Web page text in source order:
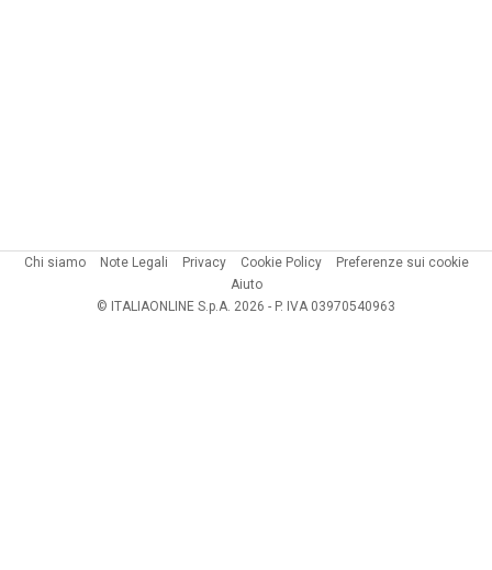
Chi siamo Note Legali Privacy Cookie Policy
Preferenze sui cookie
Aiuto
© ITALIAONLINE S.p.A. 2026 - P. IVA 03970540963